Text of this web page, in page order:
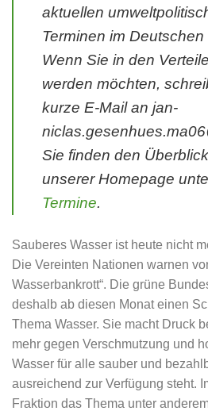
aktuellen
Terminen im
Wenn Sie in den
werden möchten,
kurze E-Mail an jan-
Sie finden den
unserer Homepage
Termine.
Sauberes Wasser ist heute nicht
Die Vereinten Nationen warnen
Wasserbankrott“. Die grüne
deshalb ab diesen Monat einen
Thema Wasser. Sie macht Druck
mehr gegen Verschmutzung und
Wasser für alle sauber und
ausreichend zur Verfügung steht.
Fraktion das Thema unter